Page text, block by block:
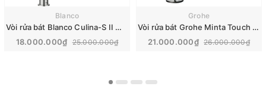
Blanco
Vòi rửa bát Blanco Culina-S II Mini steel | 527467
18.000.000₫ 25.000.000₫
Grohe
Vòi rửa bát Grohe Minta Touch | 31360000
21.000.000₫ 26.000.000₫